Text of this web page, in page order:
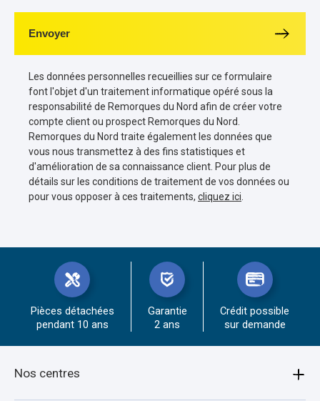
Envoyer
Les données personnelles recueillies sur ce formulaire
font l'objet d'un traitement informatique opéré sous la
responsabilité de Remorques du Nord afin de créer votre
compte client ou prospect Remorques du Nord.
Remorques du Nord traite également les données que
vous nous transmettez à des fins statistiques et
d'amélioration de sa connaissance client. Pour plus de
détails sur les conditions de traitement de vos données ou
pour vous opposer à ces traitements, cliquez ici
Pièces détachées
pendant 10 ans
Garantie
2 ans
Crédit possible
sur demande
Nos centres